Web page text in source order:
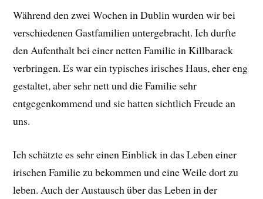
Während den zwei Wochen in Dublin wurden wir bei
verschiedenen Gastfamilien untergebracht. Ich durfte
den Aufenthalt bei einer netten Familie in Killbarack
verbringen. Es war ein typisches irisches Haus, eher eng
gestaltet, aber sehr nett und die Familie sehr
entgegenkommend und sie hatten sichtlich Freude an
uns.
Ich schätzte es sehr einen Einblick in das Leben einer
irischen Familie zu bekommen und eine Weile dort zu
leben. Auch der Austausch über das Leben in der